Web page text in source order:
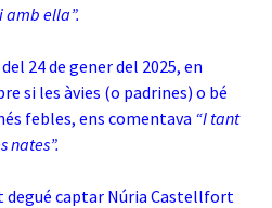
amb ella”.
24 de gener del 2025, en
si les àvies (o padrines) o bé
febles, ens comentava “I tant
nates”.
degué captar Núria Castellfort